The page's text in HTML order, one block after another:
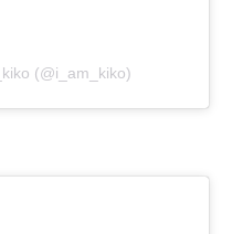
(@i_am_kiko)